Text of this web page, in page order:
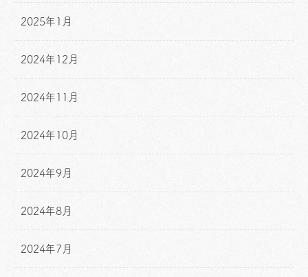
2025年1月
2024年12月
2024年11月
2024年10月
2024年9月
2024年8月
2024年7月